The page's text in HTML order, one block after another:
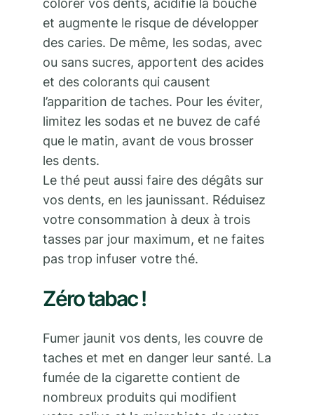
colorer vos dents, acidifie la bouche
et augmente le risque de développer
des caries. De même, les sodas, avec
ou sans sucres, apportent des acides
et des colorants qui causent
l’apparition de taches. Pour les éviter,
limitez les sodas et ne buvez de café
que le matin, avant de vous brosser
les dents.
Le thé peut aussi faire des dégâts sur
vos dents, en les jaunissant. Réduisez
votre consommation à deux à trois
tasses par jour maximum, et ne faites
pas trop infuser votre thé.
Zéro tabac !
Fumer jaunit vos dents, les couvre de
taches et met en danger leur santé. La
fumée de la cigarette contient de
nombreux produits qui modifient